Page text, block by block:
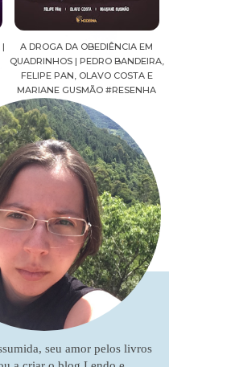
A DROGA DA OBEDIÊNCIA EM
QUADRINHOS | PEDRO BANDEIRA,
FELIPE PAN, OLAVO COSTA E
MARIANE GUSMÃO #RESENHA
seu amor pelos livros